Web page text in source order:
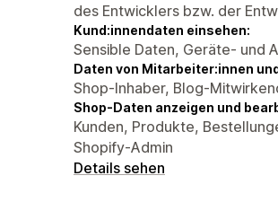
des Entwicklers bzw. der
Kund:innendaten einsehen:
Sensible Daten, Geräte- und
Daten von Mitarbeiter:innen
Shop-Inhaber, Blog-
Shop-Daten anzeigen und
Kunden, Produkte,
Shopify-Admin
Details sehen